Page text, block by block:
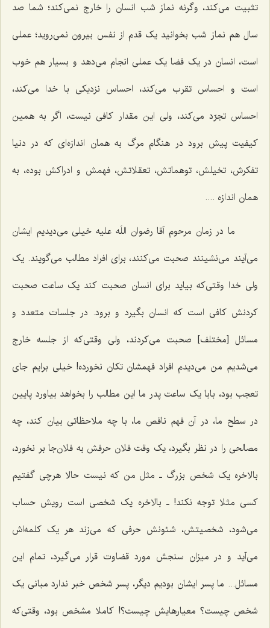
تثبیت می‌کند، وگرنه نماز شب انسان را خارج نمی‌کند؛ شما صد
سال هم نماز شب بخوانید یک قدم از نفس بیرون نمی‌روید؛ عملی
است، انسان در یک فضا یک عملی انجام می‌دهد و بسیار هم خوب
است و احساس تقرب می‌کند، احساس نزدیکی با خدا می‌کند،
احساس تجرّد می‌کند، ولی این مقدار کافی نیست، اگر به همین
کیفیت پیش برود در هنگام مرگ به همان اندازه‌ای که در دنیا
تفکرش، تخیلش، توهماتش، تعقلاتش، فهمش و ادراکش بوده، به
همان اندازه ....
ما در زمان مرحوم آقا رضوان اللَه علیه خیلی می‌دیدیم ایشان
می‌آیند می‌نشینند صحبت می‌کنند، برای افراد مطالب می‌گویند. یک
ولی خدا وقتی‌که بیاید برای انسان صحبت کند یک ساعت صحبت
کردنش کافی است که انسان بگیرد و برود. در جلسات متعدد و
مسائل [مختلف] صحبت می‌کردند، ولی وقتی‌که از جلسه خارج
می‌شدیم من می‌دیدم افراد فهمشان تکان نخورده! خیلی برایم جای
تعجب بود، بابا یک ساعت پدر ما این مطالب را بخواهد بیاورد پایین
در سطح ما، در آن فهم ناقص ما، با چه ملاحظاتی بیان کند، چه
مصالحی را در نظر بگیرد، یک وقت فلان حرفش به فلان‌جا بر نخورد،
بالاخره یک شخص بزرگ ـ مثل من که نیست حالا هرچی گفتیم
کسی مثلا توجه نکند! ـ بالاخره یک شخصی است رویش حساب
می‌شود، شخصیتش، شئونش حرفی که می‌زند هر یک کلمه‌اش
می‌آید و در میزان سنجش مورد قضاوت قرار می‌گیرد، تمام این
مسائل... ما پسر ایشان بودیم دیگر، پسر شخص خبر ندارد مبانی یک
شخص چیست؟ معیارهایش چیست؟! کاملا مشخص بود، وقتی‌که